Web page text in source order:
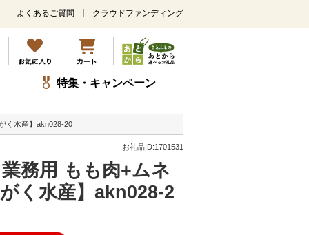
メ
ン
コ
ン
テ
ツ
に
ッ
よくあるご質問 クラウドファンディング
特集・キャンペーン
く水産】akn028-20
お礼品ID:1701531
務用 もも肉+ムネ
く水産】akn028-2